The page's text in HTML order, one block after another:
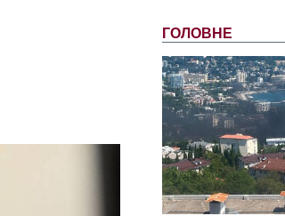
ГОЛОВНЕ